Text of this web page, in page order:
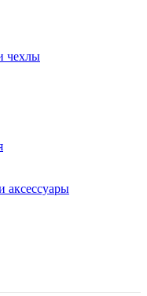
чехлы
аксессуары